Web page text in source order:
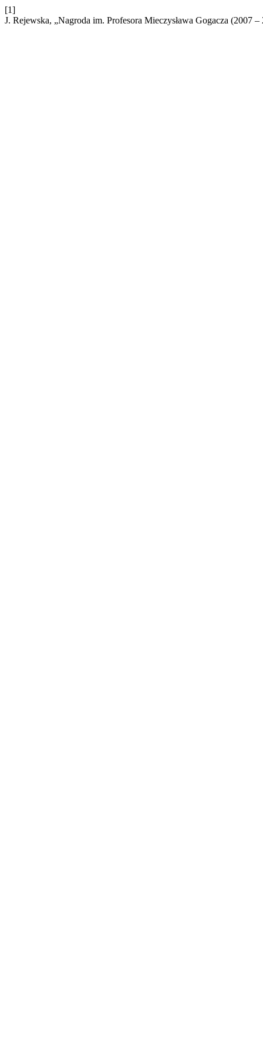
[1]
J. Rejewska, „Nagroda im. Profesora Mieczysława Gogacza (2007